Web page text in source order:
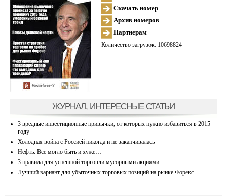
Скачать номер
Архив номеров
Партнерам
Количество загрузок: 10698824
ЖУРНАЛ, ИНТЕРЕСНЫЕ СТАТЬИ
3 вредные инвестиционные привычки, от которых нужно избавиться в 2015
году
Холодная война с Россией никогда и не заканчивалась
Нефть: Все могло быть и хуже…
3 правила для успешной торговли мусорными акциями
Лучший вариант для убыточных торговых позиций на рынке Форекс